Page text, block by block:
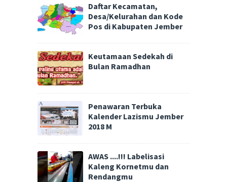
Daftar Kecamatan,
Desa/Kelurahan dan Kode
Pos di Kabupaten Jember
Keutamaan Sedekah di
Bulan Ramadhan
Penawaran Terbuka
Kalender Lazismu Jember
2018 M
AWAS ....!!! Labelisasi
Kaleng Kornetmu dan
Rendangmu